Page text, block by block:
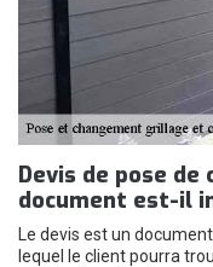
Devis de pose
document est-il
Le devis est un
lequel le client pourra